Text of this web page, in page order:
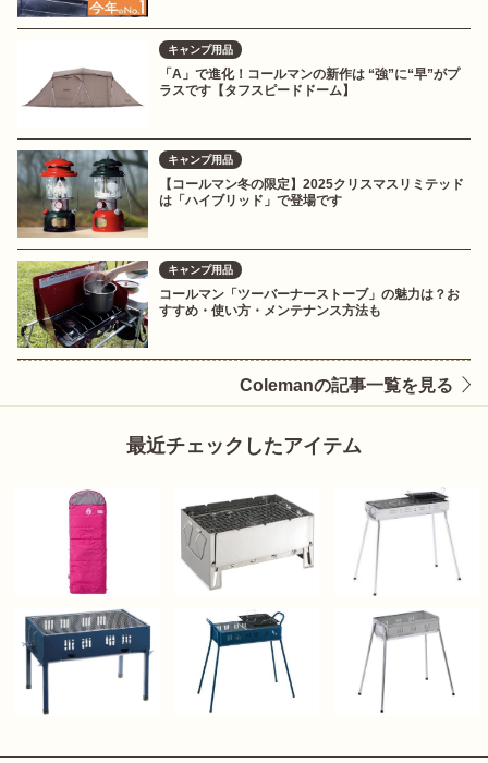
キャンプ用品
「A」で進化！コールマンの新作は “強”に“早”がプ
ラスです【タフスピードドーム】
キャンプ用品
【コールマン冬の限定】2025クリスマスリミテッド
は「ハイブリッド」で登場です
キャンプ用品
コールマン「ツーバーナーストーブ」の魅力は？お
すすめ・使い方・メンテナンス方法も
Colemanの記事一覧を見る
最近チェックしたアイテム